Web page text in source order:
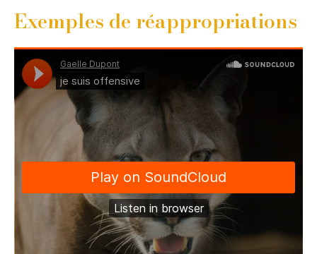
Exemples de réappropriations